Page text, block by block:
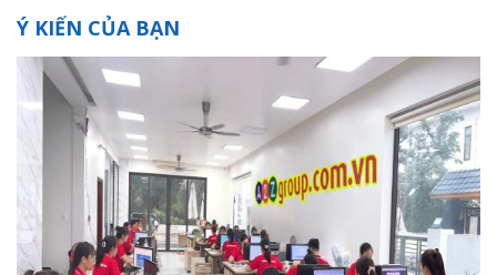
Ý KIẾN CỦA BẠN